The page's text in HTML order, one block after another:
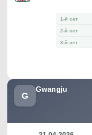
1-й сет
2-й сет
3-й сет
G
Gwangju